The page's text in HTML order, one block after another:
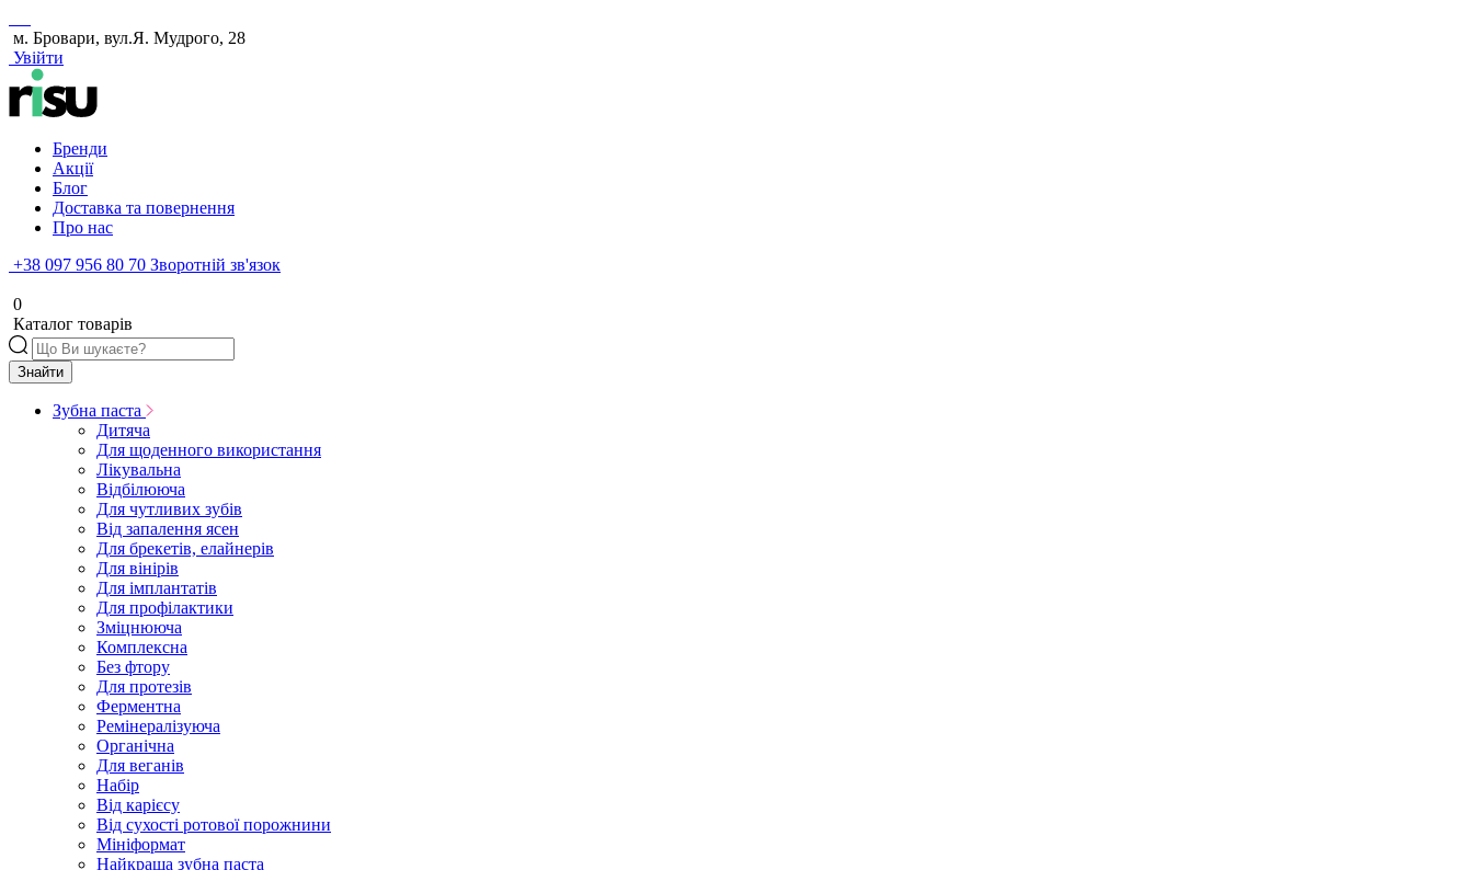
м. Бровари, вул.Я. Мудрого, 28
Увійти
Бренди
Акції
Блог
Доставка та повернення
Про нас
+38 097 956 80 70 Зворотній зв'язок
0
Каталог товарів
Знайти
Зубна паста
Дитяча
Для щоденного використання
Лікувальна
Відбілююча
Для чутливих зубів
Від запалення ясен
Для брекетів, елайнерів
Для вінірів
Для імплантатів
Для профілактики
Зміцнююча
Комплексна
Без фтору
Для протезів
Ферментна
Ремінералізуюча
Органічна
Для веганів
Набір
Від карієсу
Від сухості ротової порожнини
Мініформат
Найкраща зубна паста